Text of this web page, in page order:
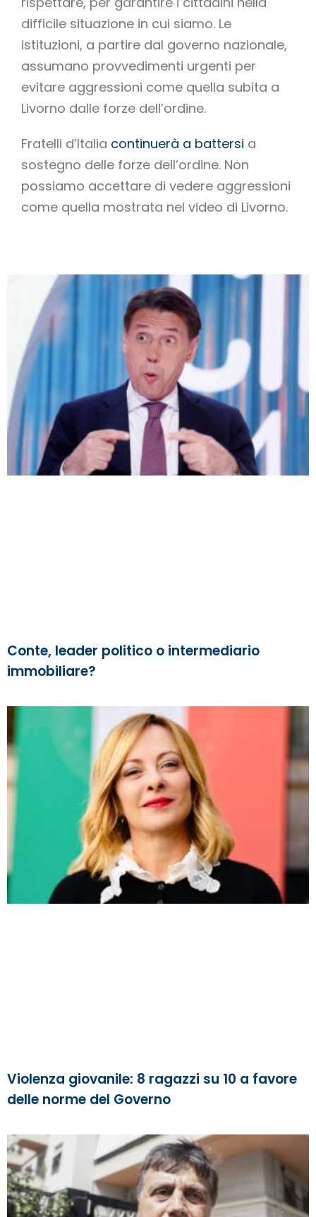
difficile situazione in cui siamo. Le
istituzioni, a partire dal governo nazionale,
assumano provvedimenti urgenti per
evitare aggressioni come quella subita a
Livorno dalle forze dell’ordine.
Fratelli d’Italia continuerà a battersi a
sostegno delle forze dell’ordine. Non
possiamo accettare di vedere aggressioni
come quella mostrata nel video di Livorno.
Conte, leader politico o intermediario
immobiliare?
Violenza giovanile: 8 ragazzi su 10 a favore
delle norme del Governo